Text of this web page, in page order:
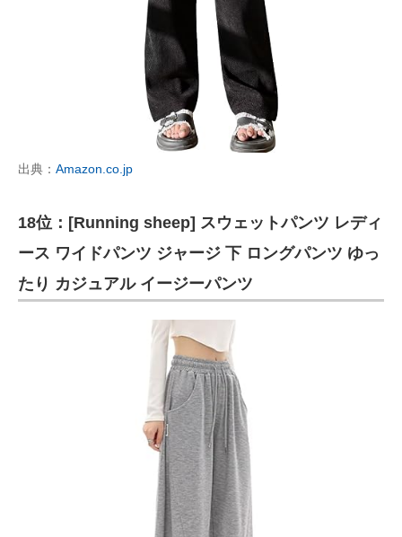
出典： Amazon.co.jp
18位：[Running sheep] スウェットパンツ レディ
ース ワイドパンツ ジャージ 下 ロングパンツ ゆっ
たり カジュアル イージーパンツ